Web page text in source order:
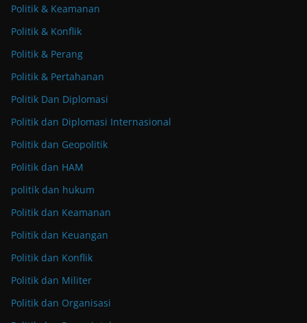
Politik & Keamanan
Politik & Konflik
Politik & Perang
Politik & Pertahanan
Politik Dan Diplomasi
Politik dan Diplomasi Internasional
Politik dan Geopolitik
Politik dan HAM
politik dan hukum
Politik dan Keamanan
Politik dan Keuangan
Politik dan Konflik
Politik dan Militer
Politik dan Organisasi